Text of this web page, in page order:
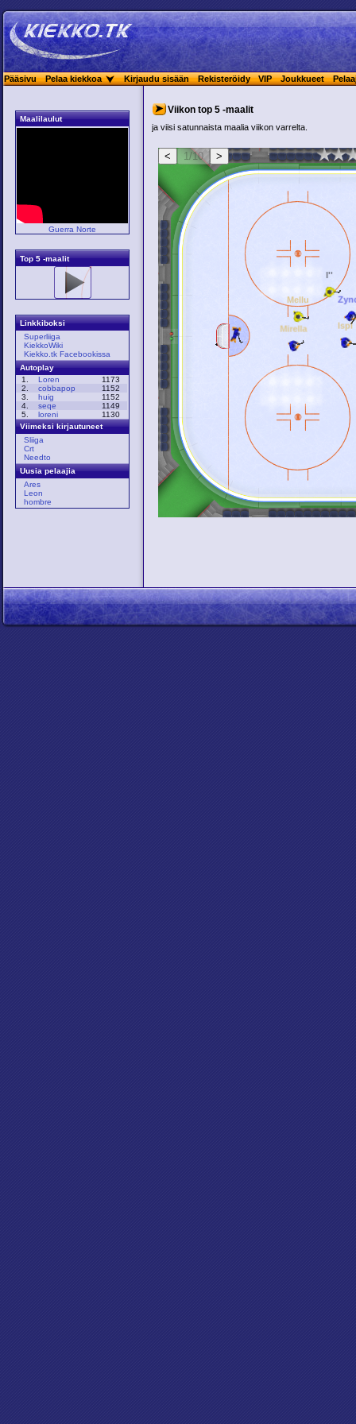
Pääsivu Pelaa kiekkoa Kirjaudu sisään Rekisteröidy VIP Joukkueet
Maalilaulut
Guerra Norte
Top 5 -maalit
Linkkiboksi
Superliiga
KiekkoWiki
Kiekko.tk Facebookissa
Autoplay
1.
Loren
1173
2.
cobbapop
1152
3.
huig
1152
4.
seqe
1149
5.
loreni
1130
Viimeksi kirjautuneet
Sliiga
Crt
Needto
Uusia pelaajia
Ares
Leon
hombre
Viikon top 5 -maalit
ja viisi satunnaista maalia viikon varrelta.